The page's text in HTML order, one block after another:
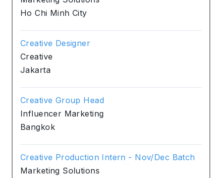
Ho Chi Minh City
Creative Designer
Creative
Jakarta
Creative Group Head
Influencer Marketing
Bangkok
Creative Production Intern - Nov/Dec Batch
Marketing Solutions